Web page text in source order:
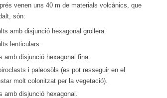
venen uns 40 m de materials volcànics, que
són:
amb disjunció hexagonal grollera.
lenticulars.
amb disjunció hexagonal fina.
i paleosòls (es pot resseguir en el
molt colonitzat per la vegetació).
amb disjunció hexagonal.